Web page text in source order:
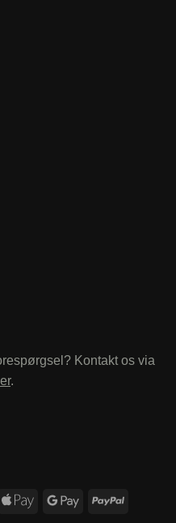
Kontakt os via
.
Apple
Google
PayPal